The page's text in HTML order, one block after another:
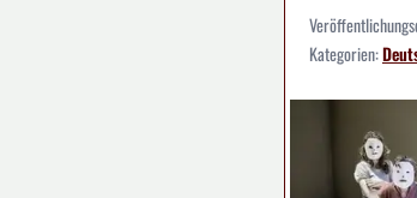
Kategorien: